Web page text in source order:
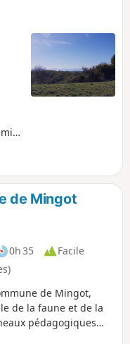
de Mingot
0h 35
Facile
de Mingot,
de la faune et de la
pédagogiques